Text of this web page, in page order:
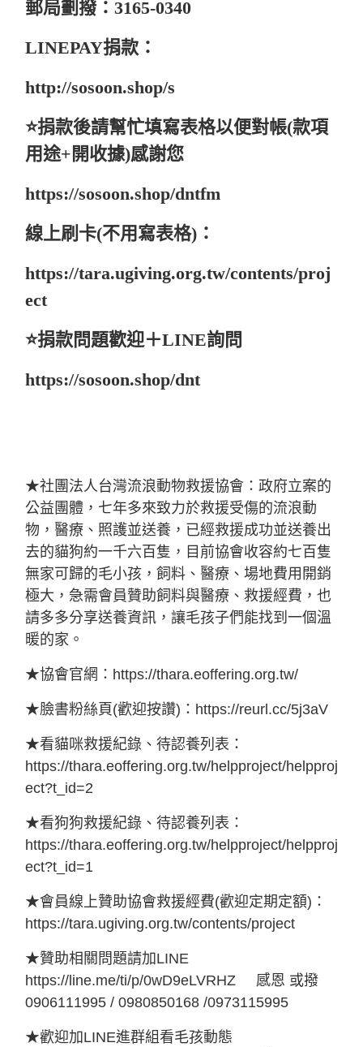
郵局劃撥：3165-0340
LINEPAY捐款：
http://sosoon.shop/s
⭐️捐款後請幫忙填寫表格以便對帳(款項
用途+開收據)感謝您
https://sosoon.shop/dntfm
線上刷卡(不用寫表格)：
https://tara.ugiving.org.tw/contents/proj
ect
⭐️捐款問題歡迎＋LINE詢問
https://sosoon.shop/dnt
★社團法人台灣流浪動物救援協會：政府立案的
公益團體，七年多來致力於救援受傷的流浪動
物，醫療、照護並送養，已經救援成功並送養出
去的貓狗約一千六百隻，目前協會收容約七百隻
無家可歸的毛小孩，飼料、醫療、場地費用開銷
極大，急需會員贊助飼料與醫療、救援經費，也
請多多分享送養資訊，讓毛孩子們能找到一個溫
暖的家。
★協會官網： https://thara.eoffering.org.tw/
★臉書粉絲頁 (歡迎按讚) ： https://reurl.cc/5j3aV
★看貓咪救援紀錄、待認養列表：
https://thara.eoffering.org.tw/helpproject/helpproj
ect?t_id=2
★看狗狗救援紀錄、待認養列表：
https://thara.eoffering.org.tw/helpproject/helpproj
ect?t_id=1
★會員線上贊助協會救援經費(歡迎定期定額) ：
https://tara.ugiving.org.tw/contents/project
★贊助相關問題請加 LINE
https://line.me/ti/p/0wD9eLVRHZ
感恩 或撥
0906111995 / 0980850168 /0973115995
★歡迎加 LINE進群組看毛孩動態